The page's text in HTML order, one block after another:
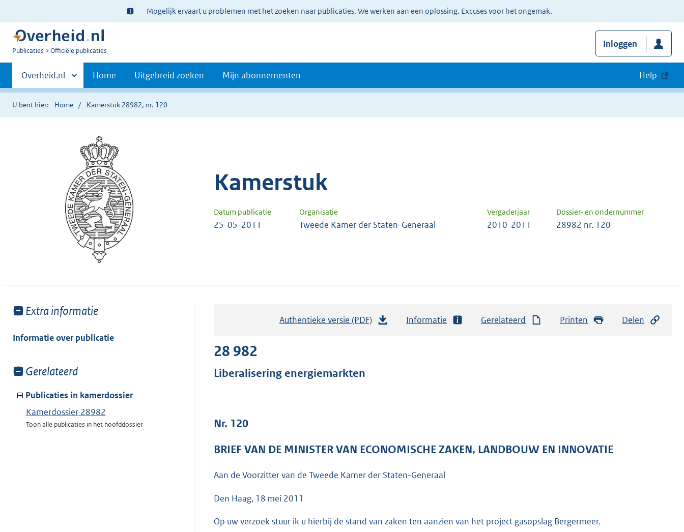
Ter
informatie:
Mogelijk ervaart u problemen met het zoeken naar publicaties. We werken aan een oplossing. Excuses voor het ongemak.
U
Publicaties Officiële publicaties
Inloggen
Primaire
navigatie
Andere
sites
binnen
Overheid.nl Home Uitgebreid zoeken Mijn abonnementen Help
U bent hier: Home Kamerstuk 28982, nr. 120
Kamerstuk
Datum publicatie Organisatie Vergaderjaar Dossier- en ondernummer
25-05-2011 Tweede Kamer der Staten-Generaal 2010-2011 28982 nr. 120
Toon
van:
Extra informatie
Informatie over publicatie
Toon
van:
Gerelateerd
Publicaties in kamerdossier
Kamerdossier 28982
Toon alle publicaties in het hoofddossier
Authentieke versie (PDF)
r
o
:
Informatie Gerelateerd Printen Delen
28 982
Liberalisering energiemarkten
Nr. 120
BRIEF VAN DE MINISTER VAN ECONOMISCHE ZAKEN, LANDBOUW EN INNOVATIE
Aan de Voorzitter van de Tweede Kamer der Staten-Generaal
Den Haag, 18 mei 2011
Op uw verzoek stuur ik u hierbij de stand van zaken ten aanzien van het project gasopslag Bergermeer.